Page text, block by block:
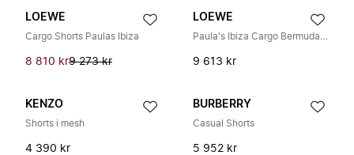
LOEWE
Cargo Shorts Paulas Ibiza
8 810 kr9 273 kr
LOEWE
Paula's Ibiza Cargo Bermuda Shorts
9 613 kr
KENZO
Shorts i mesh
4 390 kr
BURBERRY
Casual Shorts
5 952 kr